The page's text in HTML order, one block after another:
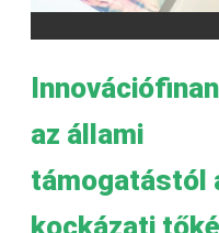
az állami
támogatástól
kockázati